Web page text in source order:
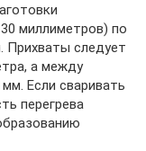
миллиметров) по
Прихваты следует
а между
Если сваривать
перегрева